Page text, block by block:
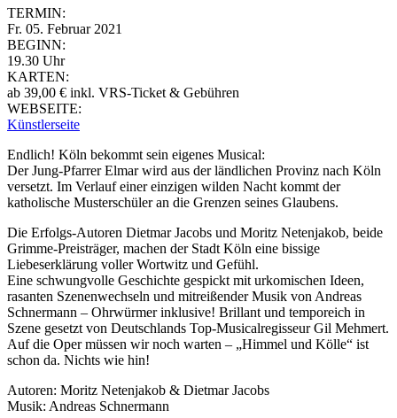
TERMIN:
Fr. 05. Februar 2021
BEGINN:
19.30 Uhr
KARTEN:
ab 39,00 € inkl. VRS-Ticket & Gebühren
WEBSEITE:
Künstlerseite
Endlich! Köln bekommt sein eigenes Musical:
Der Jung-Pfarrer Elmar wird aus der ländlichen Provinz nach Köln
versetzt. Im Verlauf einer einzigen wilden Nacht kommt der
katholische Musterschüler an die Grenzen seines Glaubens.
Die Erfolgs-Autoren Dietmar Jacobs und Moritz Netenjakob, beide
Grimme-Preisträger, machen der Stadt Köln eine bissige
Liebeserklärung voller Wortwitz und Gefühl.
Eine schwungvolle Geschichte gespickt mit urkomischen Ideen,
rasanten Szenenwechseln und mitreißender Musik von Andreas
Schnermann – Ohrwürmer inklusive! Brillant und temporeich in
Szene gesetzt von Deutschlands Top-Musicalregisseur Gil Mehmert.
Auf die Oper müssen wir noch warten – „Himmel und Kölle“ ist
schon da. Nichts wie hin!
Autoren: Moritz Netenjakob & Dietmar Jacobs
Musik: Andreas Schnermann